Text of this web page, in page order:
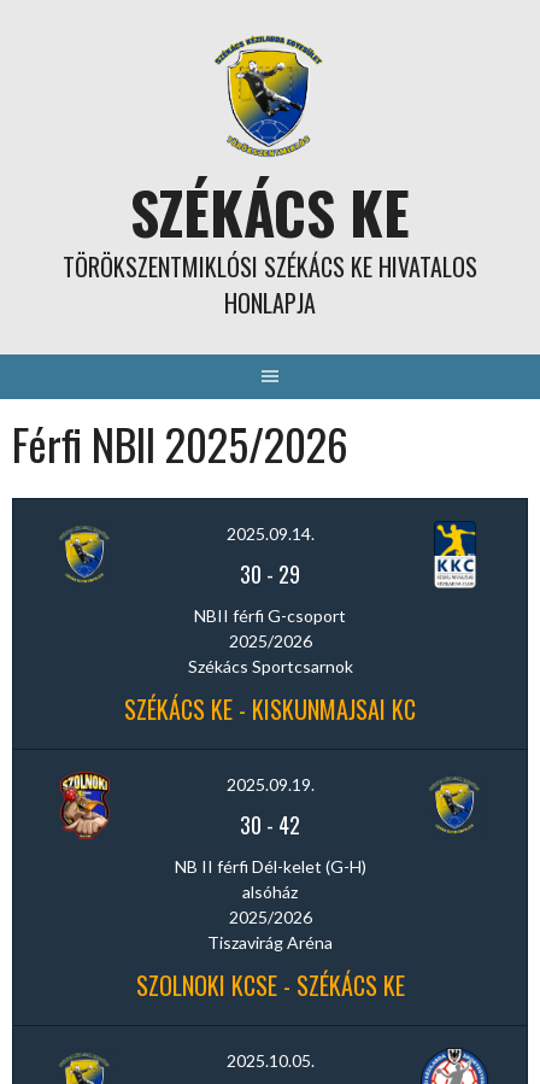
SZÉKÁCS KE
TÖRÖKSZENTMIKLÓSI SZÉKÁCS KE HIVATALOS
HONLAPJA
Férfi NBII 2025/2026
2025.09.14.
30 - 29
NBII férfi G-csoport
2025/2026
Székács Sportcsarnok
SZÉKÁCS KE - KISKUNMAJSAI KC
2025.09.19.
30 - 42
NB II férfi Dél-kelet (G-H)
alsóház
2025/2026
Tiszavirág Aréna
SZOLNOKI KCSE - SZÉKÁCS KE
2025.10.05.